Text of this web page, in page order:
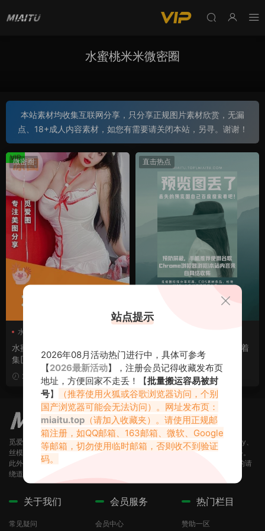
水蜜桃米米微密圈
本站素材均收集互联网分享，只分享正规图片素材欣赏，无漏
点、18+成人内容素材，如您有需要请关闭本站，另寻。谢谢！
微密圈
水蜜桃米米
水蜜桃米米微密圈
水蜜桃米米微密圈专属视图合
集[41期][1466P/V/5.19GB]
2024-11-02 VIP
VIP 直击热点
水蜜桃米米微密圈图，诠释着
什么叫微胖之美
2023-12-27
觅爱图（miaitu.top）提供海量官方正版写真，均无第三方水印，（Cosplay、
丝模、写真、圈子）应有尽有，赞助会员享受更多资源和合集打包下载服务。
此外！本站所有图片均为正规机构写真，无露D，无大CD，有这方面要求的请
绕道！
关于我们
常见疑问
会员服务
会员中心
热门栏目
赞助一区
站点提示
2026年08月活动热门进行中，具体可参考
【2026最新活动】，注册会员记得收藏发布页
地址，方便回家不走丢！【批量搬运容易被封
号】
（推荐使用火狐或谷歌浏览器访问，个别
国产浏览器可能会无法访问）。网址发布页：
miaitu.top （请加入收藏夹）。请使用正规邮
箱注册，如QQ邮箱、163邮箱、微软、Google
等邮箱，切勿使用临时邮箱，否则收不到验证
码。